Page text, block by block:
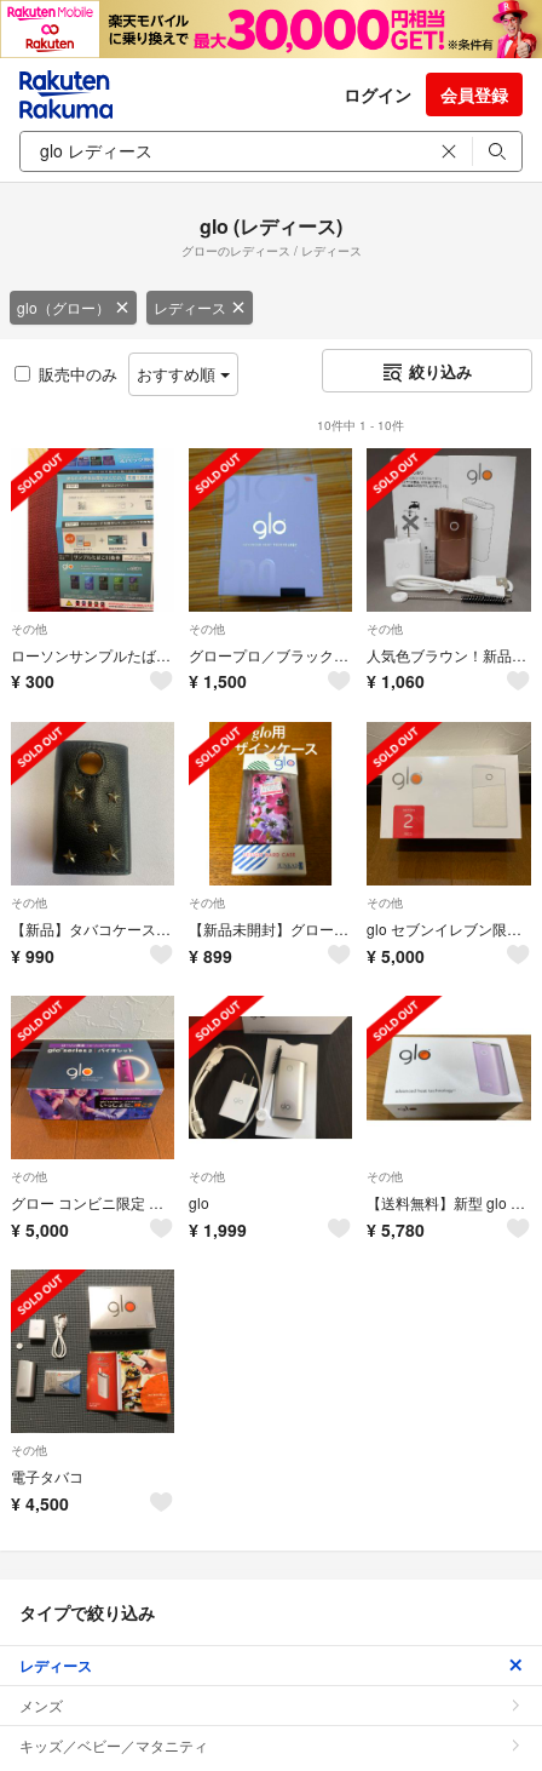
ログイン 会員登録
glo (レディース)
グローのレディース / レディース
glo（グロー） レディース
販売中のみ おすすめ順 絞り込み
10件中 1 - 10件
その他
ローソンサンプルたばこ引換券
¥ 300
その他
グロープロ／ブラック／新品未使用
¥ 1,500
その他
人気色ブラウン！新品未使用 glo グローシリーズ2mini本体フルセット
¥ 1,060
その他
【新品】タバコケース gloケース レザー 星スタッズ
¥ 990
その他
【新品未開封】グロー用 デザイン ハードケース (フラワー 花柄）
¥ 899
その他
glo セブンイレブン限定レッド
¥ 5,000
その他
グロー コンビニ限定 パープル
¥ 5,000
その他
glo
¥ 1,999
その他
【送料無料】新型 glo グロー モーヴピンク 本体 キット 新品
¥ 5,780
その他
電子タバコ
¥ 4,500
タイプで絞り込み
レディース
メンズ
キッズ／ベビー／マタニティ